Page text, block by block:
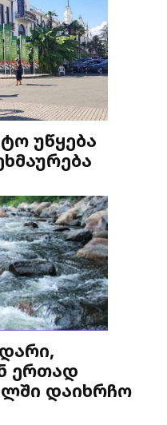
უწყება
ერთად
დაიხრჩო